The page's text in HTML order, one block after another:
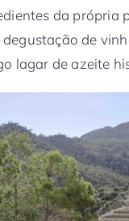
da própria
degustação de
lagar de azeite